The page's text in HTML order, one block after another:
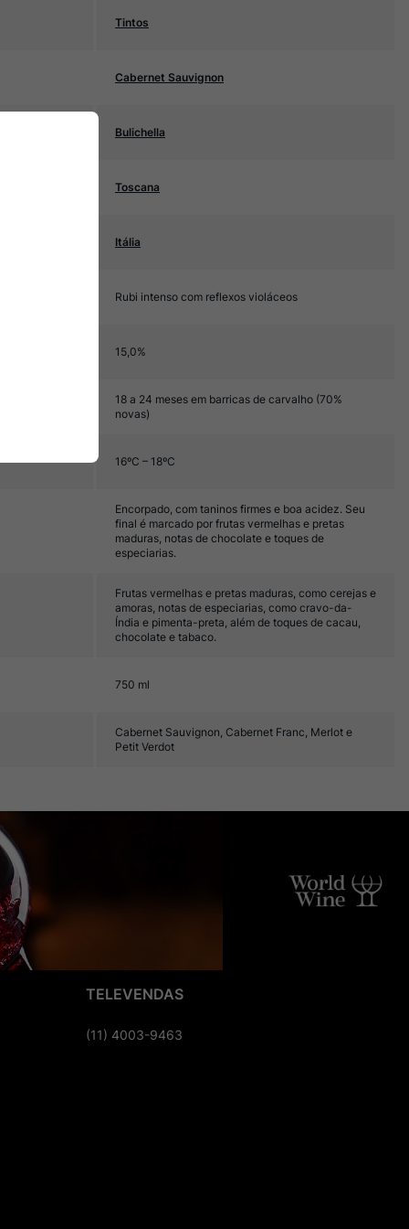
Tintos
Cabernet Sauvignon
Bulichella
Toscana
Itália
Rubi intenso com reflexos violáceos
15,0%
18 a 24 meses em barricas de carvalho (70%
novas)
16ºC – 18ºC
Encorpado, com taninos firmes e boa acidez. Seu
final é marcado por frutas vermelhas e pretas
maduras, notas de chocolate e toques de
especiarias.
Frutas vermelhas e pretas maduras, como cerejas e
amoras, notas de especiarias, como cravo-da-
Índia e pimenta-preta, além de toques de cacau,
chocolate e tabaco.
750 ml
Cabernet Sauvignon, Cabernet Franc, Merlot e
Petit Verdot
TELEVENDAS
(11) 4003-9463